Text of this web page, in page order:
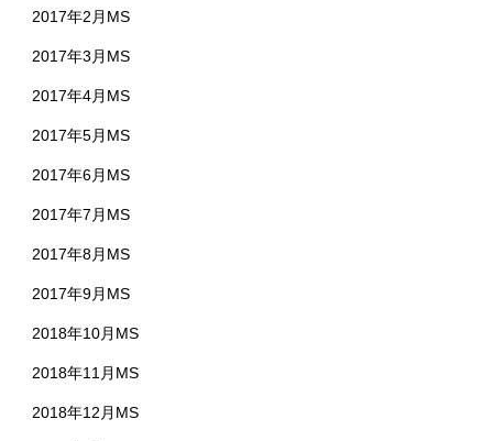
2017年2月MS
2017年3月MS
2017年4月MS
2017年5月MS
2017年6月MS
2017年7月MS
2017年8月MS
2017年9月MS
2018年10月MS
2018年11月MS
2018年12月MS